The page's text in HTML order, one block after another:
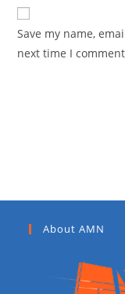
Save my name,
next time I
About AMN